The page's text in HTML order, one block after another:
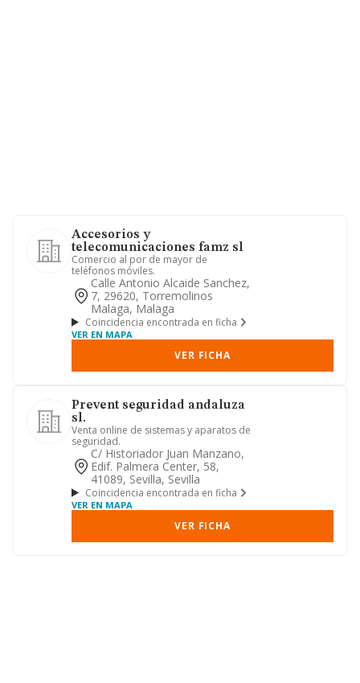
Accesorios y
telecomunicaciones famz sl
Comercio al por de mayor de
teléfonos móviles.
Calle Antonio Alcaide Sanchez,
7, 29620, Torremolinos
Malaga, Malaga
Coincidencia encontrada en ficha
VER EN MAPA
VER FICHA
Prevent seguridad andaluza
sl.
Venta online de sistemas y aparatos de
seguridad.
C/ Historiador Juan Manzano,
Edif. Palmera Center, 58,
41089, Sevilla, Sevilla
Coincidencia encontrada en ficha
VER EN MAPA
VER FICHA